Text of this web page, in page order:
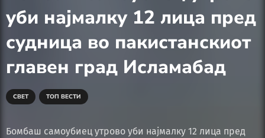
уби најмалку 12 лица пред
судница во пакистанскиот
главен град Исламабад
СВЕТ ТОП ВЕСТИ
Бомбаш самоубиец утрово уби најмалку 12 лица пред